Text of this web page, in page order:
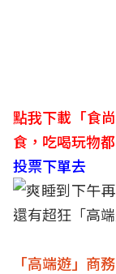
點我下載「食
食，吃喝玩物
投票下單去
「高端遊」商